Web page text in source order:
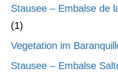
Stausee – Embalse de
(1)
Vegetation im
Stausee – Embalse